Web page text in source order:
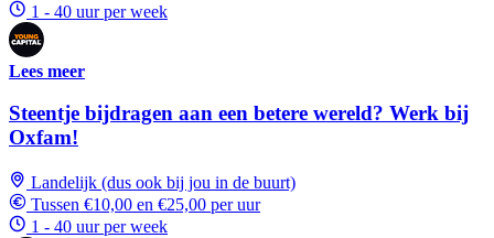
1 - 40 uur per week
Lees meer
Steentje bijdragen aan een betere wereld? Werk bij
Oxfam!
Landelijk (dus ook bij jou in de buurt)
Tussen €10,00 en €25,00 per uur
1 - 40 uur per week